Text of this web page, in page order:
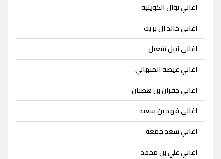
اغاني نوال الكويتية
اغاني خالد ال بريك
اغاني نبيل شعيل
اغاني عيضه المنهالي
اغاني جفران بن هضبان
اغاني فهد بن سعيد
اغاني سعد جمعة
اغاني علي بن محمد